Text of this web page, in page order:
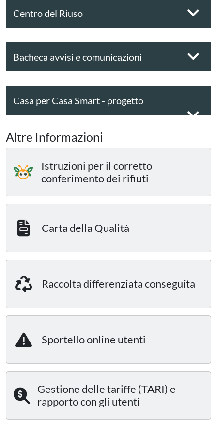
Centro del Riuso
Bacheca avvisi e comunicazioni
Casa per Casa Smart - progetto
Altre Informazioni
Istruzioni per il corretto
conferimento dei rifiuti
Carta della Qualità
Raccolta differenziata conseguita
Sportello online utenti
Gestione delle tariffe (TARI) e
rapporto con gli utenti